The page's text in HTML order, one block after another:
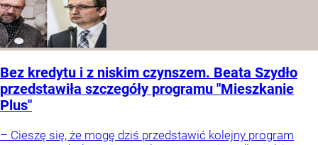
Bez kredytu i z niskim czynszem. Beata Szydło
przedstawiła szczegóły programu "Mieszkanie
Plus"
– Cieszę się, że mogę dziś przedstawić kolejny program